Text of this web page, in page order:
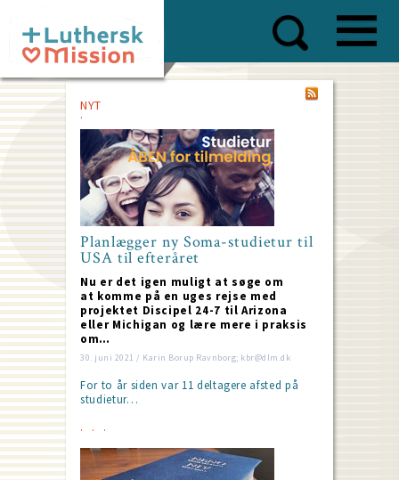
main
content
NYT
Planlægger ny Soma-studietur til
USA til efteråret
Nu er det igen muligt at søge om
at komme på en uges rejse med
projektet Discipel 24-7 til Arizona
eller Michigan og lære mere i praksis
om…
30. juni 2021 / Karin Borup Ravnborg; kbr@dlm.dk
For to år siden var 11 deltagere afsted på
studietur…